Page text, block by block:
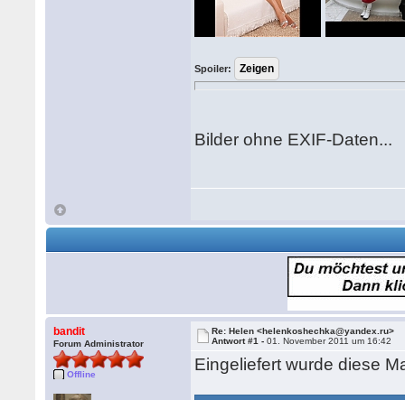
Spoiler:
Bilder ohne EXIF-Daten...
bandit
Forum Administrator
Offline
Re: Helen <helenkoshechka@yandex.ru>
Antwort #1 -01. November 2011 um 16:42
Eingeliefert wurde diese